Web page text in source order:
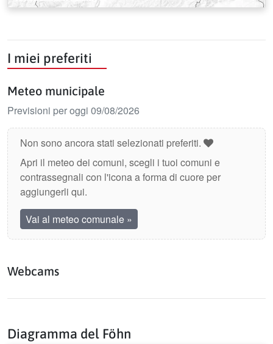
I miei preferiti
Meteo municipale
Previsioni per oggi 09/08/2026
Non sono ancora stati selezionati preferiti.
Apri il meteo dei comuni, scegli i tuoi comuni e
contrassegnali con l'icona a forma di cuore per
aggiungerli qui.
Vai al meteo comunale »
Webcams
Diagramma del Föhn